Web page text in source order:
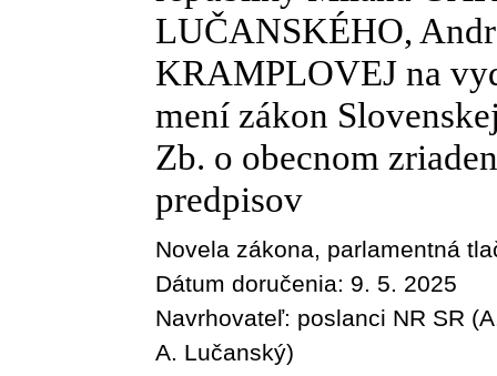
LUČANSKÉHO,
KRAMPLOVEJ na
mení zákon
Zb. o obecnom
predpisov
Novela zákona, parlamentná
Dátum doručenia: 9. 5. 2025
Navrhovateľ: poslanci NR SR
A. Lučanský)